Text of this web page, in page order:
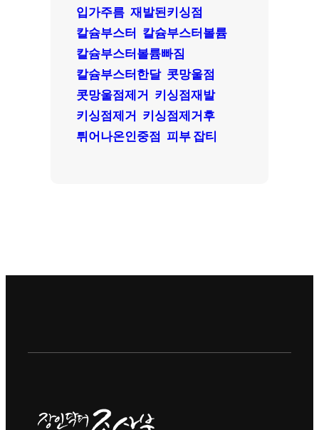
입가주름 재발된키싱점
칼슘부스터 칼슘부스터볼륨
칼슘부스터볼륨빠짐
칼슘부스터한달 콧망울점
콧망울점제거 키싱점재발
키싱점제거 키싱점제거후
튀어나온인중점 피부 잡티